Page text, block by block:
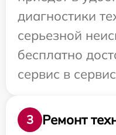
диагностики
серьезной
бесплатно
сервис в
3
Ремонт